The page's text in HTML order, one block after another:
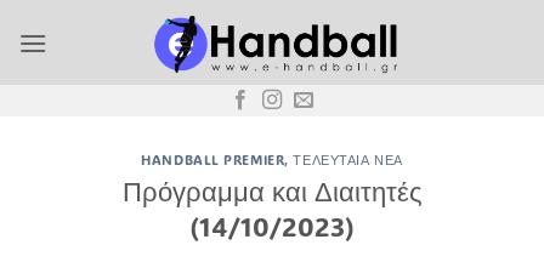
στο
HANDBALL PREMIER,ΤΕΛΕΥΤΑΊΑ ΝΈΑ
Πρόγραμμα και Διαιτητές
(14/10/2023)